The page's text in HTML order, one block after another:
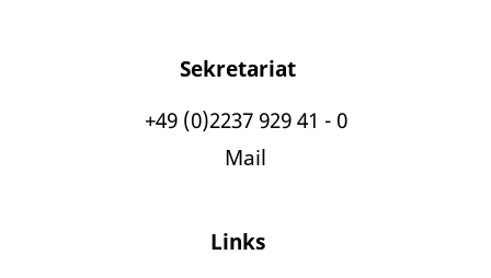
Sekretariat
+49 (0)2237 929 41 - 0
Mail
Links